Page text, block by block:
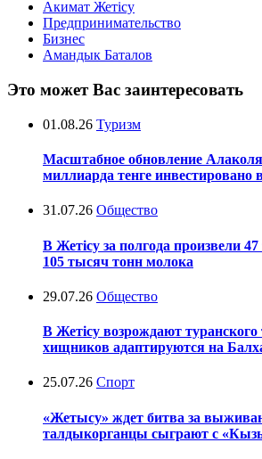
Акимат Жетісу
Предпринимательство
Бизнес
Амандык Баталов
Это может Вас заинтересовать
01.08.26 Туризм
Масштабное обновление
миллиарда тенге инвестировано
31.07.26 Общество
В Жетісу за полгода произвели
105 тысяч тонн молока
29.07.26 Общество
В Жетісу возрождают
хищников адаптируются на
25.07.26 Спорт
«Жетысу» ждет битва за
талдыкорганцы сыграют с